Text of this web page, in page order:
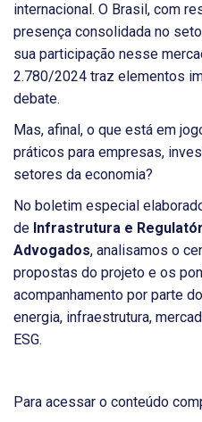
internacional. O Brasil, com
presença consolidada no
sua participação nesse
2.780/2024 traz elementos
debate.
Mas, afinal, o que está em
práticos para empresas,
setores da economia?
No boletim especial
de Infrastrutura e
Advogados, analisamos o
propostas do projeto e os
acompanhamento por parte
energia, infraestrutura,
ESG.
Para acessar o conteúdo